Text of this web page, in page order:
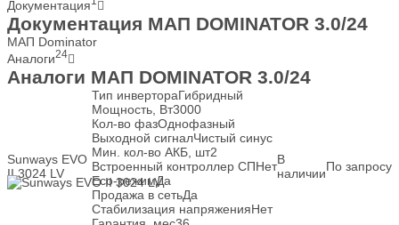
Документация
Документация МАП DOMINATOR 3.0/24
МАП Dominator
Аналоги24
Аналоги МАП DOMINATOR 3.0/24
Sunways EVO
II 3024 LV
Тип инвертораГибридный
Мощность, Вт3000
Кол-во фазОднофазный
Выходной сигналЧистый синус
Мин. кол-во АКБ, шт2
Встроенный контроллер СПНет
Eco-режимДа
Продажа в сетьДа
Стабилизация напряженияНет
В
наличииПо запросу